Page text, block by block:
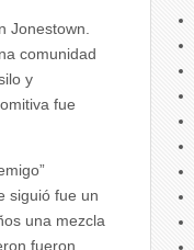
Jonestown.
comunidad
y
fue
siguió fue un
una mezcla
fueron